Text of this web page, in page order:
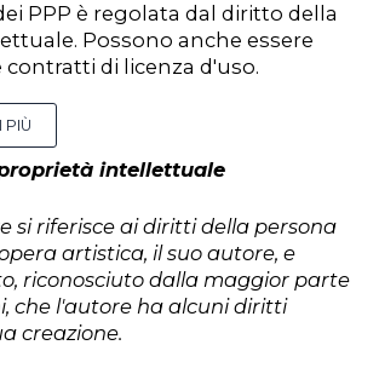
PPP è regolata dal diritto della
Possono anche essere
di licenza d'uso.
PIÙ
intellettuale
si riferisce ai diritti della persona
artistica, il suo autore, e
riconosciuto dalla maggior parte
che l'autore ha alcuni diritti
creazione.